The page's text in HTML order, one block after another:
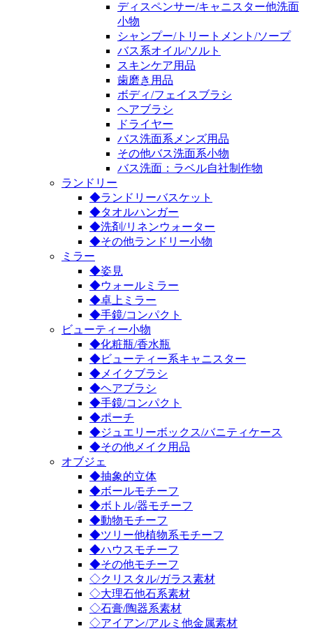
ディスペンサー/キャニスター他洗面
小物
シャンプー/トリートメント/ソープ
バス系オイル/ソルト
スキンケア用品
歯磨き用品
ボディ/フェイスブラシ
ヘアブラシ
ドライヤー
バス洗面系メンズ用品
その他バス洗面系小物
バス洗面：ラベル自社制作物
ランドリー
◆ランドリーバスケット
◆タオルハンガー
◆洗剤/リネンウォーター
◆その他ランドリー小物
ミラー
◆姿見
◆ウォールミラー
◆卓上ミラー
◆手鏡/コンパクト
ビューティー小物
◆化粧瓶/香水瓶
◆ビューティー系キャニスター
◆メイクブラシ
◆ヘアブラシ
◆手鏡/コンパクト
◆ポーチ
◆ジュエリーボックス/バニティケース
◆その他メイク用品
オブジェ
◆抽象的立体
◆ボールモチーフ
◆ボトル/器モチーフ
◆動物モチーフ
◆ツリー他植物系モチーフ
◆ハウスモチーフ
◆その他モチーフ
◇クリスタル/ガラス素材
◇大理石他石系素材
◇石膏/陶器系素材
◇アイアン/アルミ他金属素材